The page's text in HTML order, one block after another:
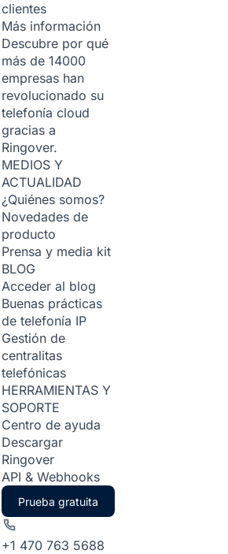
clientes
Más información
Descubre por qué
más de 14000
empresas han
revolucionado su
telefonía cloud
gracias a
Ringover.
MEDIOS Y
ACTUALIDAD
¿Quiénes somos?
Novedades de
producto
Prensa y media kit
BLOG
Acceder al blog
Buenas prácticas
de telefonía IP
Gestión de
centralitas
telefónicas
HERRAMIENTAS Y
SOPORTE
Centro de ayuda
Descargar
Ringover
API & Webhooks
Prueba gratuita
+1 470 763 5688